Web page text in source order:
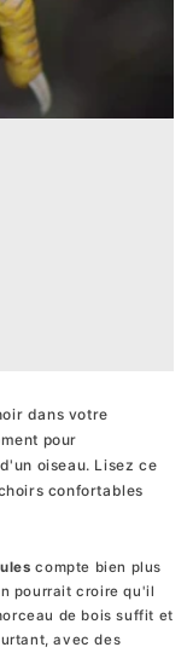
3, 5 et 8 poules
pour 8 poules
€
facilement
pour
Nestera
dans votre
pour
oiseau. Lisez ce
confortables
compte bien plus
pourrait croire qu'il
de bois suffit et
avec des